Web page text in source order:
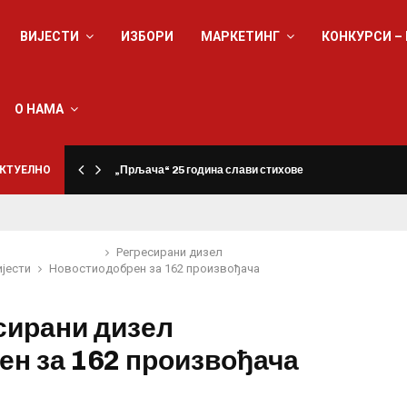
ВИЈЕСТИ ИЗБОРИ МАРКЕТИНГ КОНКУРСИ
О НАМА
„Прљача“ 25 година слави стихове
Новости
Регресирани дизел
одобрен за 162 произвођача
дизел
за 162 произвођача